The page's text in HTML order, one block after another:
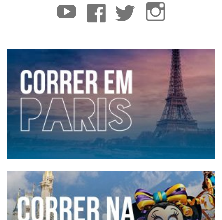
YouTube Facebook Twitter